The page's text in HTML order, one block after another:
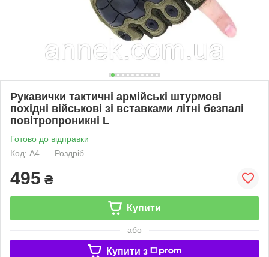
Рукавички тактичні армійські штурмові
похідні військові зі вставками літні безпалі
повітропроникні L
Готово до відправки
Код: А4
Роздріб
495 ₴
Купити
або
Купити з